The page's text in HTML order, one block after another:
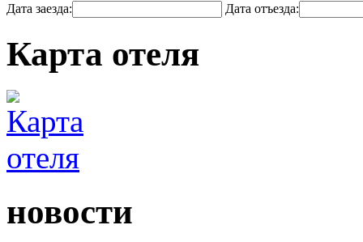
Дата заезда: Дата отъезда:
Карта отеля
новости